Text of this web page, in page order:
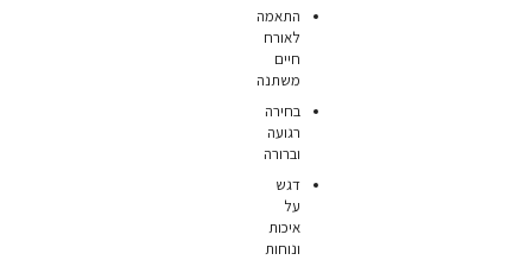
התאמה
לאורח
חיים
משתנה
בחירה
רגועה
וברורה
דגש
על
איכות
ונוחות